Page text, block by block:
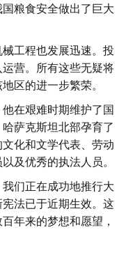
粮食安全做出了巨大
工程也发展迅速。投
营。所有这些无疑将
区的进一步繁荣。
在艰难时期维护了国
萨克斯坦北部孕育了
化和文学代表、劳动
及优秀的执法人员。
们正在成功地推行大
法已于近期生效。这
年来的梦想和愿望，